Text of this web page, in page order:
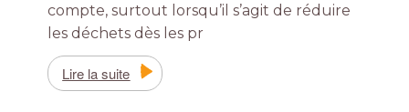
compte, surtout lorsqu’il s’agit de réduire
les déchets dès les pr
Lire la suite